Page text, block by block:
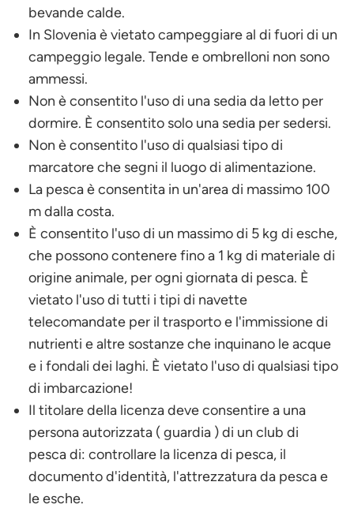
bevande calde.
In Slovenia è vietato campeggiare al di fuori di un
campeggio legale. Tende e ombrelloni non sono
ammessi.
Non è consentito l'uso di una sedia da letto per
dormire. È consentito solo una sedia per sedersi.
Non è consentito l'uso di qualsiasi tipo di
marcatore che segni il luogo di alimentazione.
La pesca è consentita in un'area di massimo 100
m dalla costa.
È consentito l'uso di un massimo di 5 kg di esche,
che possono contenere fino a 1 kg di materiale di
origine animale, per ogni giornata di pesca. È
vietato l'uso di tutti i tipi di navette
telecomandate per il trasporto e l'immissione di
nutrienti e altre sostanze che inquinano le acque
e i fondali dei laghi. È vietato l'uso di qualsiasi tipo
di imbarcazione!
Il titolare della licenza deve consentire a una
persona autorizzata ( guardia ) di un club di
pesca di: controllare la licenza di pesca, il
documento d'identità, l'attrezzatura da pesca e
le esche.